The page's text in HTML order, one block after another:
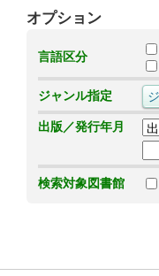
オプション
言語区分
ジャンル指定
出版／発行年月
検索対象図書館